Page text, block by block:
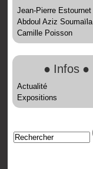
Jean-Pierre Estournet
Abdoul Aziz Soumaïla
Camille Poisson
● Infos ●
Actualité
Expositions